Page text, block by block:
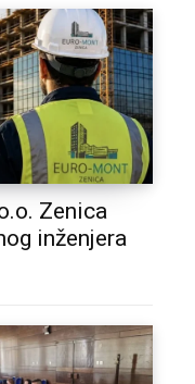
Zenica
inženjera